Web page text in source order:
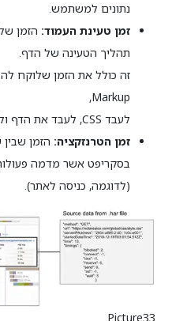
נתונים למשתמש.
זמן טעינת העמוד: הזמן
תהליך הטעינה של הדף.
Markup,
לעבד CSS, לעבד את הדף ולהוריד את כל התמונות בדף.
זמן הטרנזקציה: הזמן
בסקריפט אשר מדמה
(לדוגמה, כניסה לאתר).
Picture33